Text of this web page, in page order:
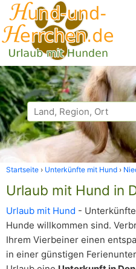
Startseite Unterkünfte mit Hund
Urlaub mit Hund in
Urlaub mit Hund -
Hunde willkommen sind.
Ihrem Vierbeiner einen
in einer günstigen